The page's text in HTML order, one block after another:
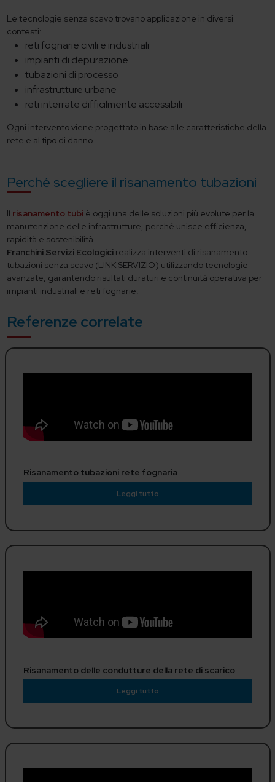
Le tecnologie senza scavo trovano applicazione in diversi
contesti:
reti fognarie civili e industriali
impianti di depurazione
tubazioni di processo
infrastrutture urbane
reti interrate difficilmente accessibili
Ogni intervento viene progettato in base alle caratteristiche della
rete e al tipo di danno.
Perché scegliere il risanamento tubazioni
Il risanamento tubi è oggi una delle soluzioni più evolute per la
manutenzione delle infrastrutture, perché unisce efficienza,
rapidità e sostenibilità.
Franchini Servizi Ecologici realizza interventi di risanamento
tubazioni senza scavo (LINK SERVIZIO) utilizzando tecnologie
avanzate, garantendo risultati duraturi e continuità operativa per
impianti industriali e reti fognarie.
Referenze correlate
Risanamento tubazioni rete fognaria
Leggi tutto
Risanamento delle condutture della rete di scarico
Leggi tutto